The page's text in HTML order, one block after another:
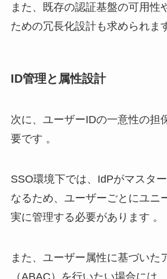
また、既存の認証基盤の可用性
ための冗長化設計も求められま
ID管理と属性設計
次に、ユーザーIDの一意性の担
要です 。
SSO環境下では、IdPがマスタ
なるため、ユーザーごとにユニ
実に管理する必要があります 。
また、ユーザー属性に基づいた